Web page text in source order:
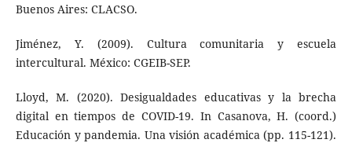
Buenos Aires: CLACSO.
Jiménez, Y. (2009). Cultura comunitaria y escuela
intercultural. México: CGEIB-SEP.
Lloyd, M. (2020). Desigualdades educativas y la brecha
digital en tiempos de COVID-19. In Casanova, H. (coord.)
Educación y pandemia. Una visión académica (pp. 115-121).